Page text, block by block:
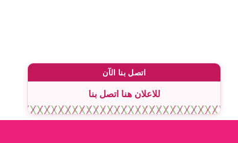
اتصل بنا الآن
للاعلان هنا اتصل بنا